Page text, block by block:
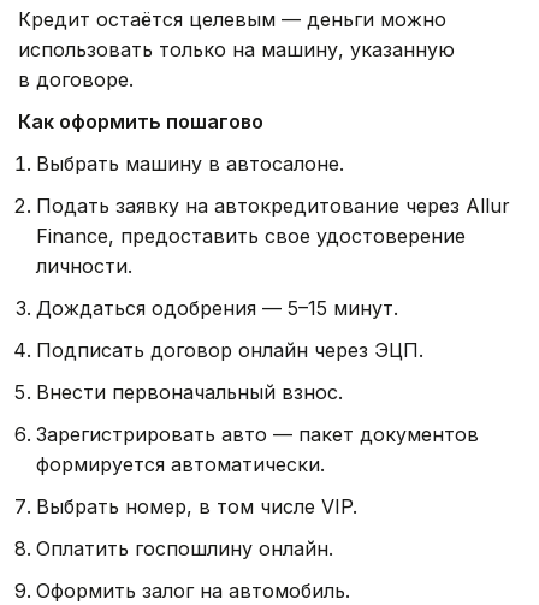
Кредит остаётся целевым — деньги можно
использовать только на машину, указанную
в договоре.
Как оформить пошагово
Выбрать машину в автосалоне.
Подать заявку на автокредитование через Allur
Finance, предоставить свое удостоверение
личности.
Дождаться одобрения — 5–15 минут.
Подписать договор онлайн через ЭЦП.
Внести первоначальный взнос.
Зарегистрировать авто — пакет документов
формируется автоматически.
Выбрать номер, в том числе VIP.
Оплатить госпошлину онлайн.
Оформить залог на автомобиль.